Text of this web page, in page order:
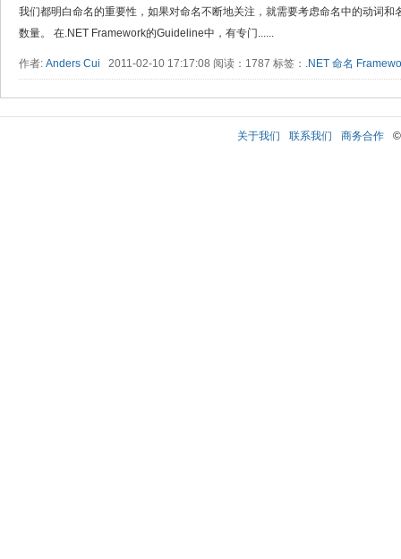
我们都明白命名的重要性，如果对命名不断地关注，就需要考虑命名中的动词
数量。 在.NET Framework的Guideline中，有专门......
作者: Anders Cui 2011-02-10 17:17:08 阅读：1787 标签： .NET 命名
关于我们 联系我们 商务合作